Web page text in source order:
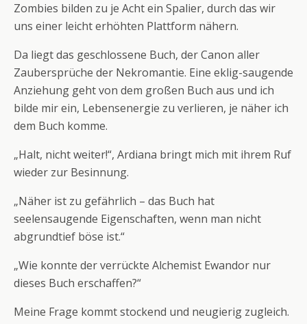
Zombies bilden zu je Acht ein Spalier, durch das wir
uns einer leicht erhöhten Plattform nähern.
Da liegt das geschlossene Buch, der Canon aller
Zaubersprüche der Nekromantie. Eine eklig-saugende
Anziehung geht von dem großen Buch aus und ich
bilde mir ein, Lebensenergie zu verlieren, je näher ich
dem Buch komme.
„Halt, nicht weiter!“, Ardiana bringt mich mit ihrem Ruf
wieder zur Besinnung.
„Näher ist zu gefährlich – das Buch hat
seelensaugende Eigenschaften, wenn man nicht
abgrundtief böse ist.“
„Wie konnte der verrückte Alchemist Ewandor nur
dieses Buch erschaffen?“
Meine Frage kommt stockend und neugierig zugleich.